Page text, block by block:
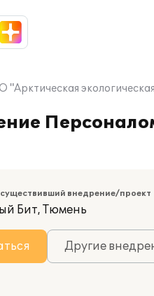
внедрение/проект
Бит, Тюмень
Другие